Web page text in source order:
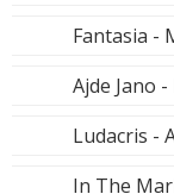
Fantasia -
Ajde Jano -
Ludacris -
In The